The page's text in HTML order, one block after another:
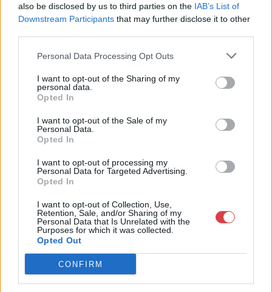
also be disclosed by us to third parties on the IAB’s List of
Downstream Participants that may further disclose it to other
Personal Data Processing Opt Outs
I want to opt-out of the Sharing of my
personal data.
Opted In
I want to opt-out of the Sale of my
Personal Data.
Opted In
I want to opt-out of processing my
Personal Data for Targeted Advertising.
Opted In
I want to opt-out of Collection, Use,
Retention, Sale, and/or Sharing of my
Personal Data that Is Unrelated with the
Purposes for which it was collected.
Opted Out
CONFIRM
Telefon: +361 475 6000 +361
4756005
Weboldal:
bútorok, szőnyegek, üveg, porcelán és ezüst tárgyak, ékszerek,
néprajzi tárgyak értékesítése és aukcionálása. Hagyatékok és
gyűjtemények árverezése. Ingyenes értékbecslés. Árveréseinkre
a tárgyfelvétel folyamatos.
GALÉRIA TOVÁBBI MŰTÁRGYAI
KAPCSOLÓDÓ MŰTÁRGYAK